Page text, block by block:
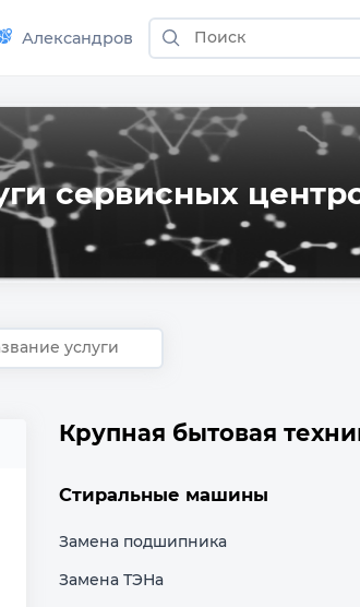
Александров
сервисных
Крупная бытовая
Стиральные машины
Замена подшипника
Замена ТЭНа